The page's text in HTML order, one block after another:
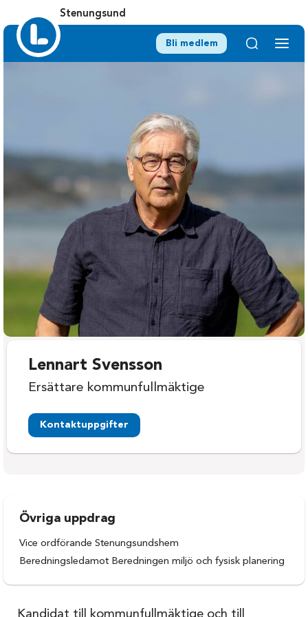
Stenungsund
Bli medlem
Lennart Svensson
Ersättare kommunfullmäktige
Kontaktuppgifter
Övriga uppdrag
Vice ordförande Stenungsundshem
Beredningsledamot Beredningen miljö och fysisk planering
Kandidat till kommunfullmäktige och till